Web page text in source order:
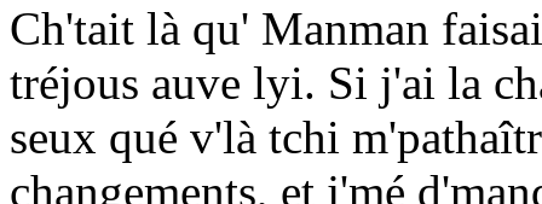
Ch'tait là qu' Manman
tréjous auve lyi. Si j'ai la
seux qué v'là tchi
changements, et j'mé